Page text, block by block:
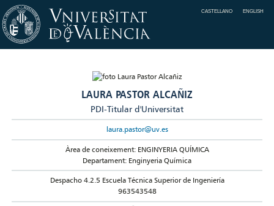
CASTELLANO ENGLISH
LAURA PASTOR ALCAÑIZ
PDI-Titular d'Universitat
laura.pastor@uv.es
Àrea de coneixement: ENGINYERIA QUÍMICA
Departament: Enginyeria Química
Despacho 4.2.5 Escuela Técnica Superior de Ingeniería
963543548